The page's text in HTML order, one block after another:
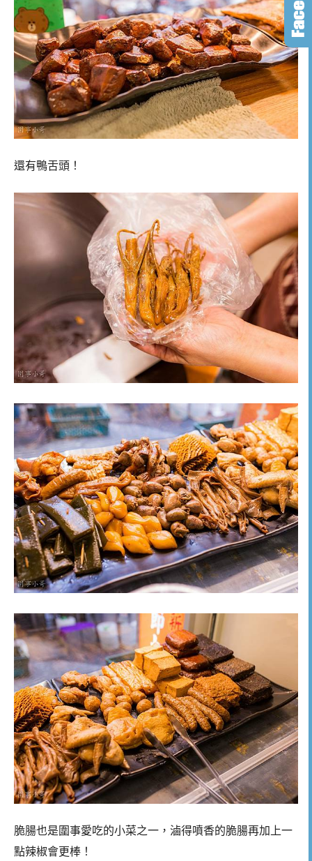
還有鴨舌頭！
脆腸也是圍事愛吃的小菜之一，滷得噴香的脆腸再加上一
點辣椒會更棒！